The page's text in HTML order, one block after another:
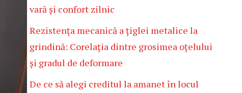
vară și confort zilnic
Rezistența mecanică a țiglei metalice la
grindină: Corelația dintre grosimea oțelului
și gradul de deformare
De ce să alegi creditul la amanet în locul